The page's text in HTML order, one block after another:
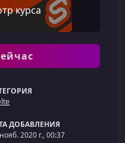
курса
ДОБАВЛЕНИЯ
2020 г., 00:37